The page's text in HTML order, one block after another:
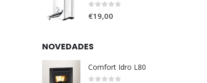
€19,00
NOVEDADES
Comfort Idro L80